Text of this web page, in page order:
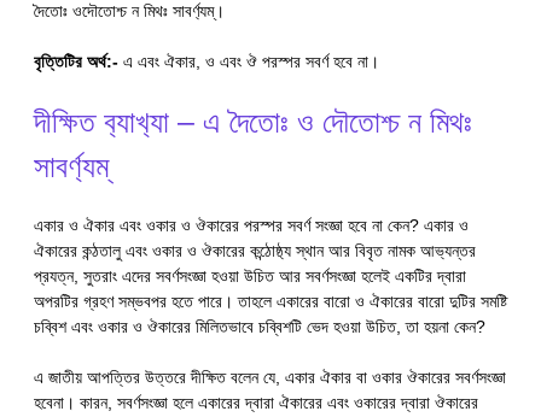
দৈতোঃ ওদৌতোশ্চ ন মিথঃ সাবর্ণ‍্যম্।
বৃত্তিটির অর্থ:- এ এবং ঐকার, ও এবং ঔ পরস্পর সবর্ণ হবে না।
দীক্ষিত ব‍্যাখ‍্যা – এ দৈতোঃ ও দৌতোশ্চ ন মিথঃ
সাবর্ণ‍্যম্
একার ও ঐকার এবং ওকার ও ঔকারের পরস্পর সবর্ণ সংজ্ঞা হবে না কেন? একার ও
ঐকারের কন্ঠতালু এবং ওকার ও ঔকারের কন্ঠোষ্ঠ‍্য স্থান আর বিবৃত নামক আভ‍্যন্তর
প্রযত্ন, সুতরাং এদের সবর্ণসংজ্ঞা হওয়া উচিত আর সবর্ণসংজ্ঞা হলেই একটির দ্বারা
অপরটির গ্রহণ সম্ভবপর হতে পারে। তাহলে একারের বারো ও ঐকারের বারো দুটির সমষ্টি
চব্বিশ এবং ওকার ও ঔকারের মিলিতভাবে চব্বিশটি ভেদ হওয়া উচিত, তা হয়না কেন?
এ জাতীয় আপত্তির উত্তরে দীক্ষিত বলেন যে, একার ঐকার বা ওকার ঔকারের সবর্ণসংজ্ঞা
হবেনা। কারন, সবর্ণসংজ্ঞা হলে একারের দ্বারা ঐকারের এবং ওকারের দ্বারা ঔকারের